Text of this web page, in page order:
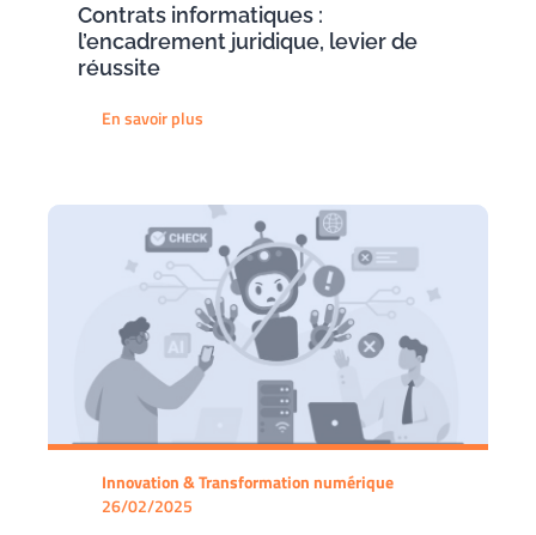
Contrats informatiques :
l’encadrement juridique, levier de
réussite
En savoir plus
Innovation & Transformation numérique
26/02/2025